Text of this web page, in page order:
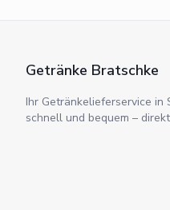
Getränke Bratschke
Ihr Getränkelieferservice in
schnell und bequem –